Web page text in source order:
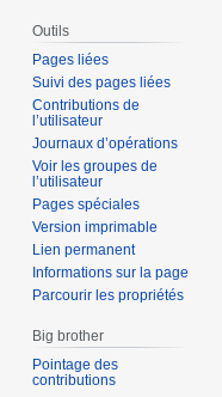
Outils
Pages liées
Suivi des pages liées
Contributions de
l’utilisateur
Journaux d’opérations
Voir les groupes de
l’utilisateur
Pages spéciales
Version imprimable
Lien permanent
Informations sur la page
Parcourir les propriétés
Big brother
Pointage des
contributions